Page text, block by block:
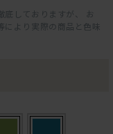
底しておりますが、 お
により実際の商品と色味